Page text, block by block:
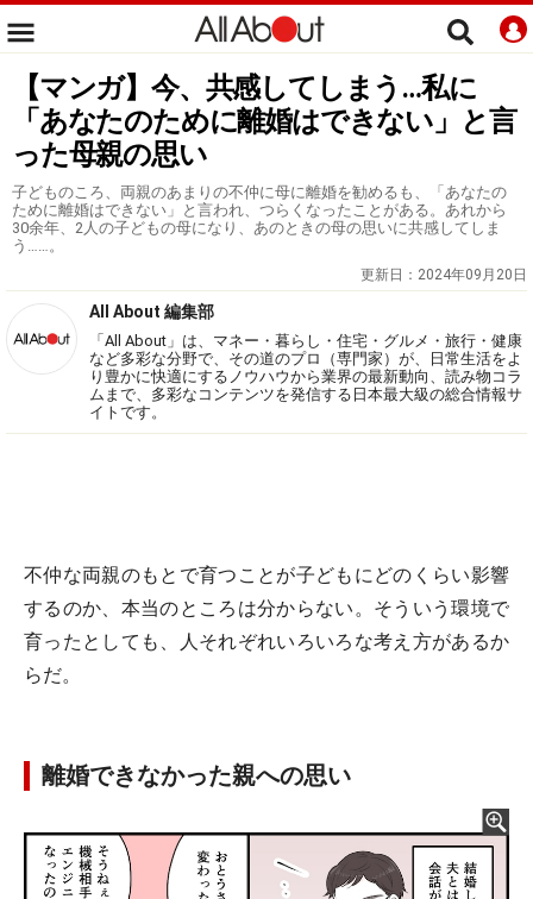
【マンガ】今、共感してしまう…私に
「あなたのために離婚はできない」と言
った母親の思い
子どものころ、両親のあまりの不仲に母に離婚を勧めるも、「あなたの
ために離婚はできない」と言われ、つらくなったことがある。あれから
30余年、2人の子どもの母になり、あのときの母の思いに共感してしま
う……。
更新日： 2024年09月20日
All About 編集部
「All About」は、マネー・暮らし・住宅・グルメ・旅行・健康
など多彩な分野で、その道のプロ（専門家）が、日常生活をよ
り豊かに快適にするノウハウから業界の最新動向、読み物コラ
ムまで、多彩なコンテンツを発信する日本最大級の総合情報サ
イトです。
不仲な両親のもとで育つことが子どもにどのくらい影響
するのか、本当のところは分からない。そういう環境で
育ったとしても、人それぞれいろいろな考え方があるか
らだ。
離婚できなかった親への思い